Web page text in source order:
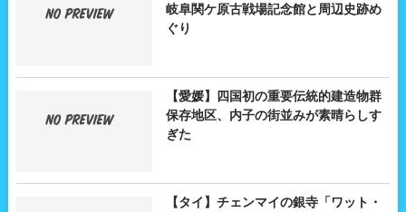
岐阜関ケ原古戦場記念館と周辺史跡め
ぐり
【愛媛】四国初の重要伝統的建造物群
保存地区、内子の街並みが素晴らしす
ぎた
【タイ】チェンマイの銀寺「ワット・